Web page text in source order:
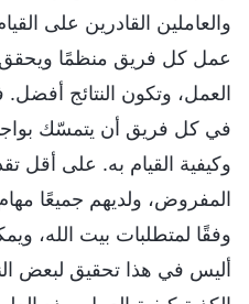
والعاملين القادرين على
عمل كل فريق منظمًا ويحقق
العمل، وتكون النتائج
في كل فريق أن يتمسّك
وكيفية القيام به. على أقل
المفروض، ولديهم جميعًا مهام
وفقًا لمتطلبات بيت الله،
أليس في هذا تحقيق لبعض